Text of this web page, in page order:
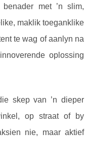
met ’n slim,
maklik toeganklike
te wag of aanlyn na
oplossing
skep van ’n dieper
op straat of by
nie, maar aktief